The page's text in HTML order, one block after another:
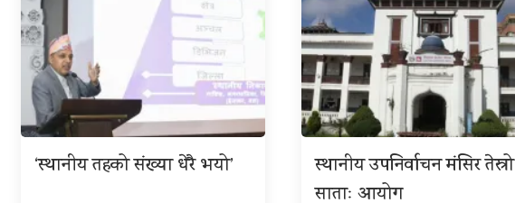
‘स्थानीय तहको संख्या धेरै भयो’
स्थानीय उपनिर्वाचन मंसिर तेस्रो
साताः आयोग